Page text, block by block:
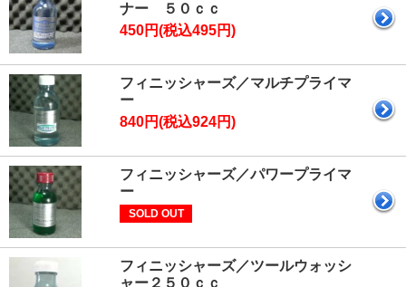
ナー ５０ｃｃ
450円(税込495円)
フィニッシャーズ／マルチプライマ
ー
840円(税込924円)
フィニッシャーズ／パワープライマ
ー
SOLD OUT
フィニッシャーズ／ツールウォッシ
ャー２５０ｃｃ